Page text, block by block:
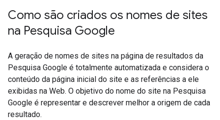
Como são criados os nomes de sites
na Pesquisa Google
A geração de nomes de sites na página de resultados da
Pesquisa Google é totalmente automatizada e considera o
conteúdo da página inicial do site e as referências a ele
exibidas na Web. O objetivo do nome do site na Pesquisa
Google é representar e descrever melhor a origem de cada
resultado.